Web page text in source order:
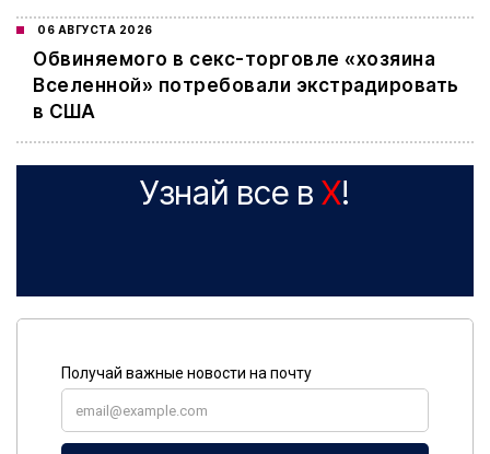
06 АВГУСТА 2026
Обвиняемого в секс-торговле «хозяина
Вселенной» потребовали экстрадировать
в США
Узнай все в X!